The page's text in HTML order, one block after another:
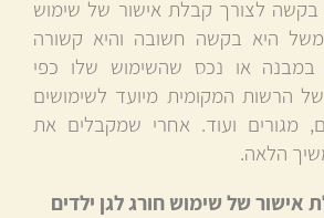
לצורך קבלת אישור של שימוש
היא בקשה חשובה והיא קשורה
במבנה או נכס שהשימוש שלו כפי
של הרשות המקומית מיועד לשימושים
מגורים ועוד. אחרי שמקבלים את
הלאה.
של שימוש חורג לגן ילדים